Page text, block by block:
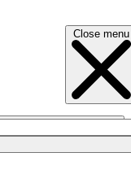
Close menu